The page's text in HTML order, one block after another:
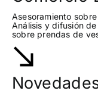
Asesoramiento
Análisis y difusión
sobre prendas de